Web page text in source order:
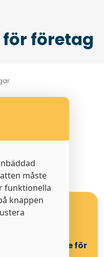
företag
Anmäl intresse för
måste
funktionella
knappen